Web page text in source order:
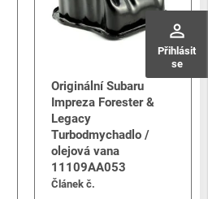
perm_identity
Přihlásit
se
Originální Subaru
Impreza Forester &
Legacy
Turbodmychadlo /
olejová vana
11109AA053
Článek č.